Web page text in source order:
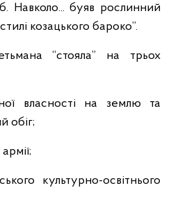
Навколо... буяв рослинний
козацького бароко”.
“стояла” на трьох
власності на землю та
обіг;
культурно-освітнього